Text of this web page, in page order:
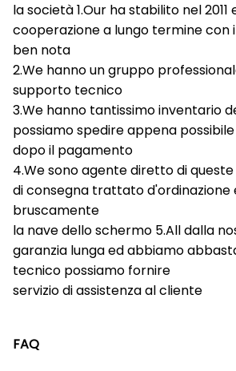
la società 1.Our ha stabilito nel 2011
cooperazione a lungo termine con
ben nota
2.We hanno un gruppo
supporto tecnico
3.We hanno tantissimo inventario
possiamo spedire appena
dopo il pagamento
4.We sono agente diretto di
di consegna trattato d'ordinazione
bruscamente
la nave dello schermo 5.All dalla
garanzia lunga ed abbiamo
tecnico possiamo fornire
servizio di assistenza al cliente
FAQ